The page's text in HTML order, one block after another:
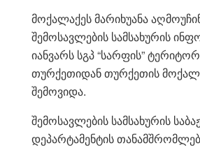
მოქალაქეს მარიხუანა
შემოსავლების სამსახურის
იანვარს სგპ “სარფის”
თურქეთიდან თურქეთის
შემოვიდა.
შემოსავლების სამსახურის
დეპარტამენტის